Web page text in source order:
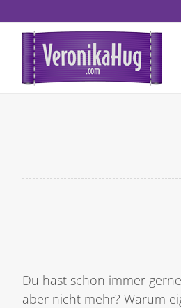
Inhalt
springen
Du hast schon immer
aber nicht mehr? Warum